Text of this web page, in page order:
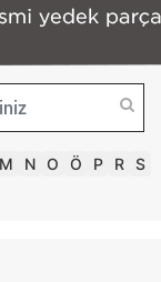
M N O Ö P R S